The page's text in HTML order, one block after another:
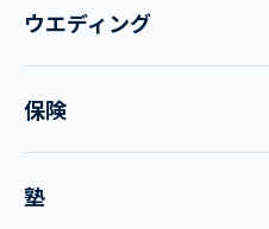
ウエディング
保険
塾